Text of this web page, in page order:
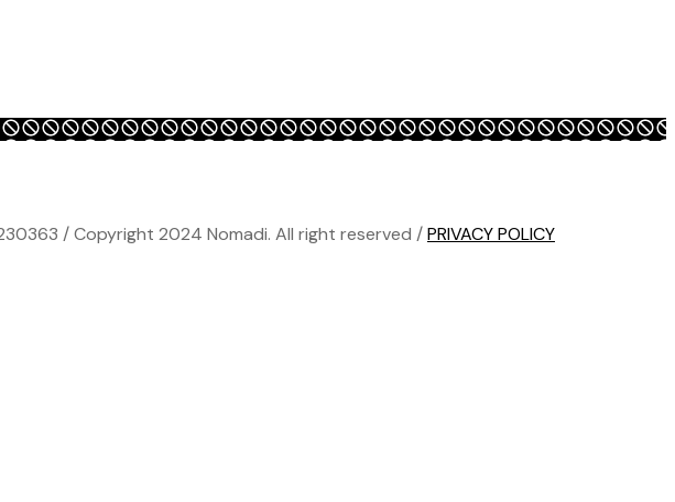
/ Copyright 2024 Nomadi. All right reserved /PRIVACY POLICY